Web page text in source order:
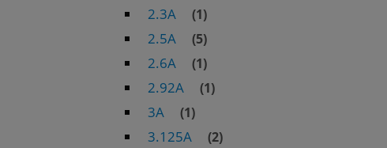
2.3A (1)
2.5A (5)
2.6A (1)
2.92A (1)
3A (1)
3.125A (2)